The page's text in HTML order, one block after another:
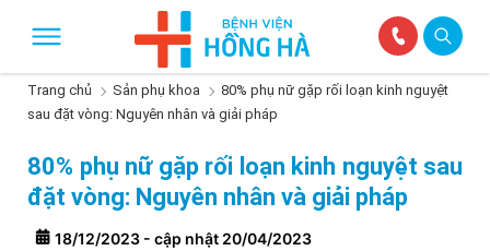
Trang chủ Sản phụ khoa
80% phụ nữ gặp rối loạn kinh nguyệt
sau đặt vòng: Nguyên nhân và giải pháp
80% phụ nữ gặp rối loạn kinh nguyệt sau
đặt vòng: Nguyên nhân và giải pháp
18/12/2023 - cập nhật 20/04/2023